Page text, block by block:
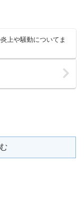
上や騒動についてま